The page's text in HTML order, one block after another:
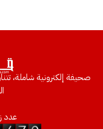
صحيفة إلكترونية شاملة،
عدد